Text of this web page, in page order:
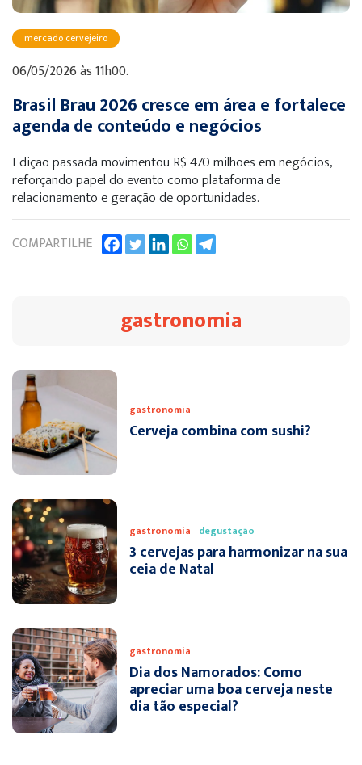
mercado cervejeiro
06/05/2026 às 11h00.
Brasil Brau 2026 cresce em área e fortalece
agenda de conteúdo e negócios
Edição passada movimentou R$ 470 milhões em negócios,
reforçando papel do evento como plataforma de
relacionamento e geração de oportunidades.
COMPARTILHE
gastronomia
gastronomia
Cerveja combina com sushi?
gastronomia degustação
3 cervejas para harmonizar na sua
ceia de Natal
gastronomia
Dia dos Namorados: Como
apreciar uma boa cerveja neste
dia tão especial?